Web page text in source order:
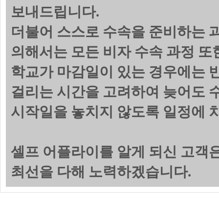
보내드립니다.
더불어 스스로 수속을 준비하는
의해서는 모든 비자 수속 과정
학교가 마감일이 있는 경우에는
걸리는 시간을 고려하여 늦어도
시작일을 놓치지 않도록 일정에
셀프 어플라이를 알게 되신 고객
최선을 다해 노력하겠습니다.